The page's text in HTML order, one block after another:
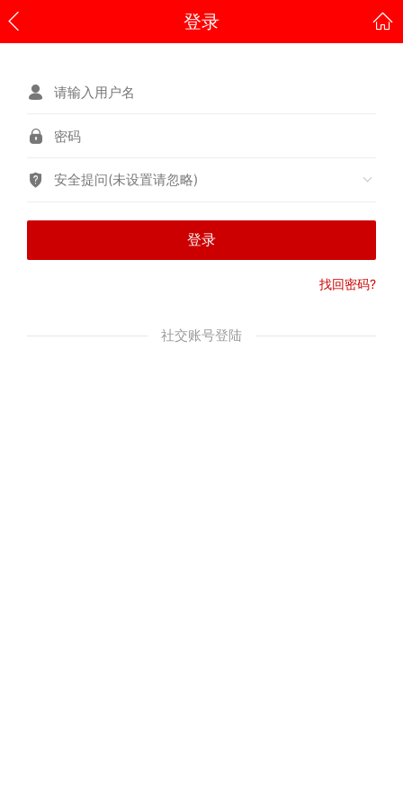
登录
安全提问(未设置请忽略)
登录
找回密码?
社交账号登陆